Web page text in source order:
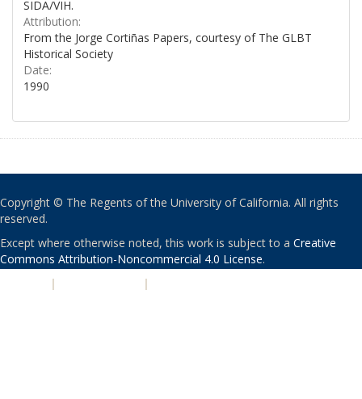
SIDA/VIH.
Attribution:
From the Jorge Cortiñas Papers, courtesy of The GLBT
Historical Society
Date:
1990
Copyright © The Regents of the University of California. All rights
reserved.
Except where otherwise noted, this work is subject to a Creative
Commons Attribution-Noncommercial 4.0 License.
| |